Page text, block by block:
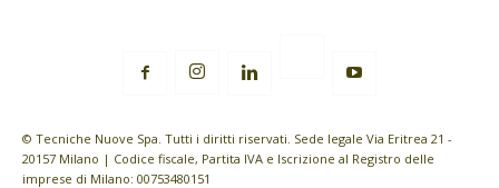
© Tecniche Nuove Spa. Tutti i diritti riservati. Sede legale Via Eritrea 21 -
20157 Milano | Codice fiscale, Partita IVA e Iscrizione al Registro delle
imprese di Milano: 00753480151